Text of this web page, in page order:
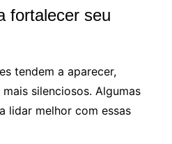
fortalecer seu
tendem a aparecer,
silenciosos. Algumas
lidar melhor com essas